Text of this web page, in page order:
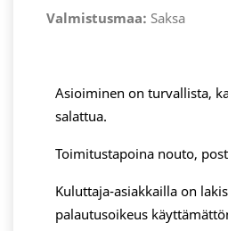
Valmistusmaa: Saksa
Asioiminen on turvallista,
salattua.
Toimitustapoina nouto,
Kuluttaja-asiakkailla on
palautusoikeus